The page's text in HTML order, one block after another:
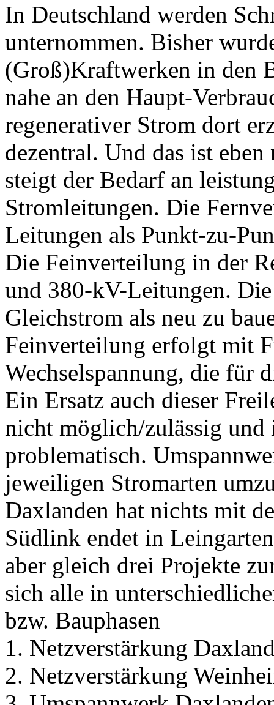
In Deutschland werden
unternommen. Bisher
(Groß)Kraftwerken in den
nahe an den Haupt-
regenerativer Strom dort
dezentral. Und das ist
steigt der Bedarf an
Stromleitungen. Die
Leitungen als Punkt-zu-
Die Feinverteilung in der
und 380-kV-Leitungen.
Gleichstrom als neu zu
Feinverteilung erfolgt mit
Wechselspannung, die für
Ein Ersatz auch dieser
nicht möglich/zulässig und
problematisch.
jeweiligen Stromarten
Daxlanden hat nichts mit
Südlink endet in
aber gleich drei Projekte
sich alle in
bzw. Bauphasen
1. Netzverstärkung
2. Netzverstärkung